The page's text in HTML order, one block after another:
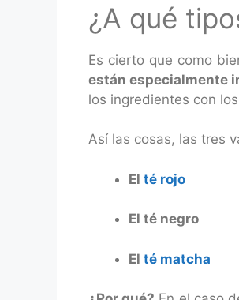
¿A qué
Es cierto que como
están especialmente
los ingredientes con
Así las cosas, las tres
El té rojo
El té negro
El té matcha